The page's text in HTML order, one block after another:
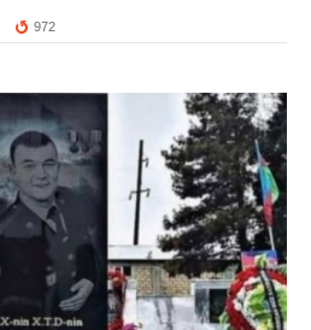
972